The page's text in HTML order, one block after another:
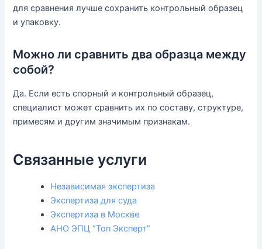
для сравнения лучше сохранить контрольный образец
и упаковку.
Можно ли сравнить два образца между
собой?
Да. Если есть спорный и контрольный образец,
специалист может сравнить их по составу, структуре,
примесям и другим значимым признакам.
Связанные услуги
Независимая экспертиза
Экспертиза для суда
Экспертиза в Москве
АНО ЭПЦ “Топ Эксперт”